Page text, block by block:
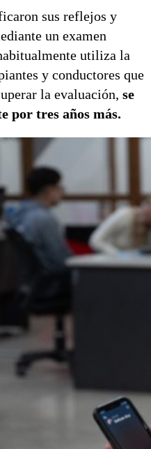
sus reflejos y
un examen
utiliza la
y conductores que
la evaluación, se
por tres años más.